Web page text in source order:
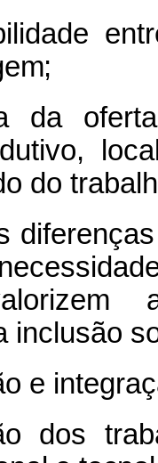
da
do
inclusão
e
dos